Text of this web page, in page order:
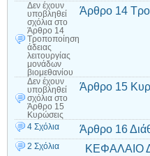
Δεν έχουν
υποβληθεί
σχόλια στο
Άρθρο 14
Τροποποίηση
άδειας
λειτουργίας
μονάδων
βιομεθανίου
Άρθρο 14
Δεν έχουν
υποβληθεί
σχόλια στο
Άρθρο 15
Κυρώσεις
Άρθρο 15
4 Σχόλια Άρθρο 16
2 Σχόλια
ΚΕΦΑΛΑΙΟ